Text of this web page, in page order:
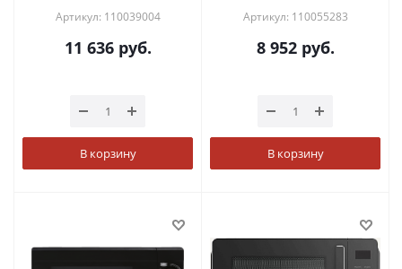
Артикул: 110039004
11 636руб.
В корзину
Артикул: 110055283
8 952руб.
В корзину